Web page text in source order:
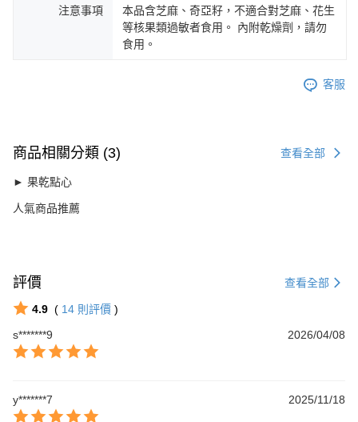
注意事項
本品含芝麻、奇亞籽，不適合對芝麻、花生
等核果類過敏者食用。 內附乾燥劑，請勿
食用。
客服
商品相關分類 (3) 查看全部
► 果乾點心
人氣商品推薦
評價 查看全部
4.9 ( 14 則評價 )
s*******9
2026/04/08
y*******7 2025/11/18